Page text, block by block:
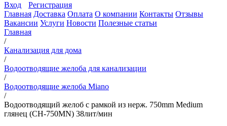
Вход
Регистрация
Главная Доставка Оплата О компании Контакты Отзывы
Вакансии Услуги Новости Полезные статьи
Главная
/
Канализация для дома
/
Водоотводящие желоба для канализации
/
Водоотводящие желоба Miano
/
Водоотводящий желоб с рамкой из нерж. 750mm Medium
глянец (CH-750MN) 38лит/мин